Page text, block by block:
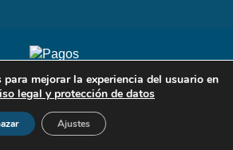
para mejorar la experiencia del usuario en
legal y protección de datos
Ajustes